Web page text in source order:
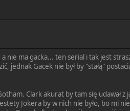
nie ma gacka... ten serial i tak jest
jednak Gacek nie był by "stałą"
Clark akurat by tam się udawał
Jokera by w nich nie było, bo mi